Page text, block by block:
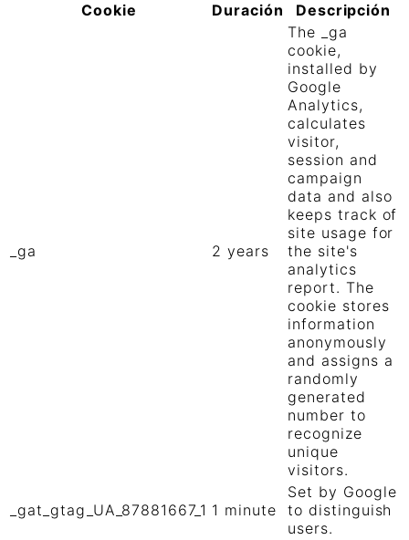
Cookie
Duración Descripción
_ga 2 years
The _ga
cookie,
installed by
Google
Analytics,
calculates
visitor,
session and
campaign
data and also
keeps track of
site usage for
the site's
analytics
report. The
cookie stores
information
anonymously
and assigns a
randomly
generated
number to
recognize
unique
visitors.
_gat_gtag_UA_87881667_1 1 minute
Set by Google
to distinguish
users.